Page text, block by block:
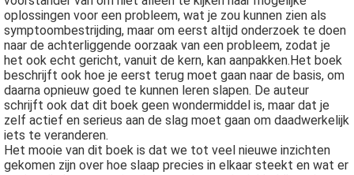
oplossingen voor een probleem, wat je zou kunnen zien als
symptoombestrijding, maar om eerst altijd onderzoek te doen
naar de achterliggende oorzaak van een probleem, zodat je
het ook echt gericht, vanuit de kern, kan aanpakken.Het boek
beschrijft ook hoe je eerst terug moet gaan naar de basis, om
daarna opnieuw goed te kunnen leren slapen. De auteur
schrijft ook dat dit boek geen wondermiddel is, maar dat je
zelf actief en serieus aan de slag moet gaan om daadwerkelijk
iets te veranderen.
Het mooie van dit boek is dat we tot veel nieuwe inzichten
gekomen zijn over hoe slaap precies in elkaar steekt en wat er